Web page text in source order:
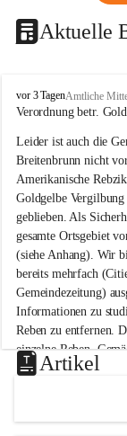
Aktuelle
B
r
i
t
e
n
b
r
u
n
n
a
m
N
e
u
s
d
vor 3 TagenAmtliche
Verordnung betr.
Leider ist auch die
Breitenbrunn nicht
Amerikanische
Goldgelbe
geblieben. Als
gesamte Ortsgebiet
(siehe Anhang). Wir
bereits mehrfach
Gemeindezeitung)
Informationen zu
Reben zu entfernen.
einzelne Reben.
Weinbaugesetz sind
unzulässige
helfen wir
vor den
Artikel